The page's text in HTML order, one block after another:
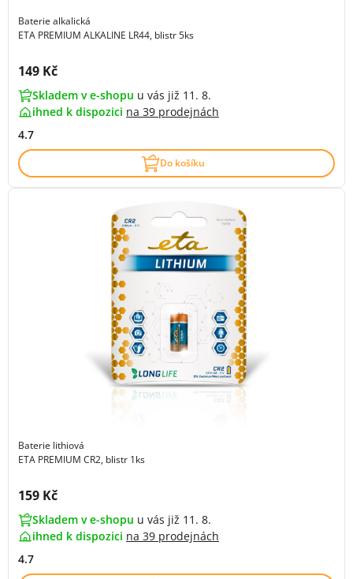
Baterie alkalická
ETA PREMIUM ALKALINE LR44, blistr 5ks
Cena s DPH:
149 Kč
Skladem v e-shopu u vás již 11. 8.
ihned k dispozici na 39 prodejnách
4.7
Do košíku
Baterie lithiová
ETA PREMIUM CR2, blistr 1ks
Cena s DPH:
159 Kč
Skladem v e-shopu u vás již 11. 8.
ihned k dispozici na 39 prodejnách
4.7